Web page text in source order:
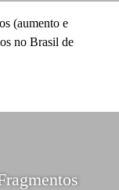
(aumento e
no Brasil de